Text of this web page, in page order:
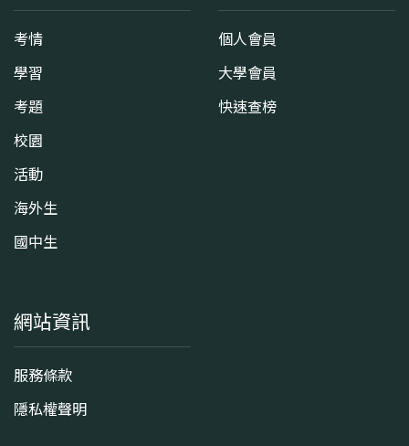
考情
學習
考題
校園
活動
海外生
國中生
個人會員
大學會員
快速查榜
網站資訊
服務條款
隱私權聲明